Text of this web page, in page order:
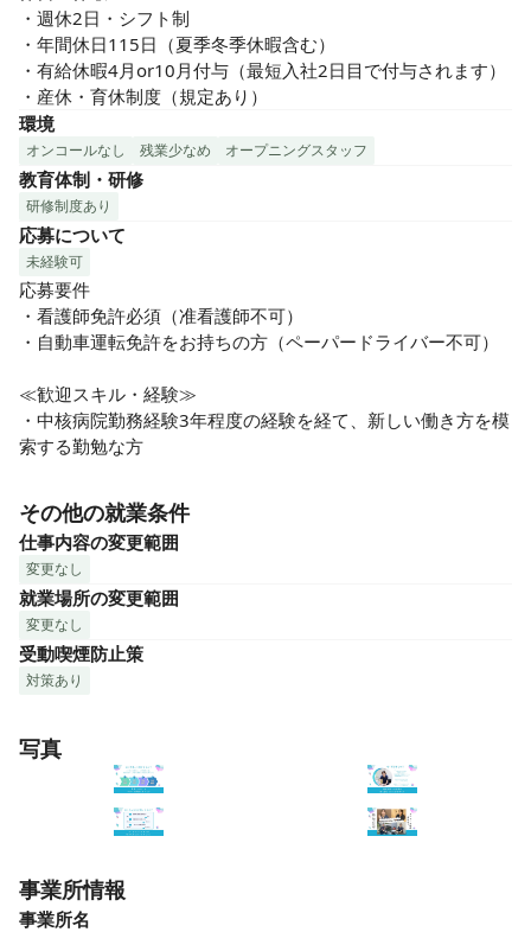
・週休2日・シフト制
・年間休日115日（夏季冬季休暇含む）
・有給休暇4月or10月付与（最短入社2日目で付与されます）
・産休・育休制度（規定あり）
環境
オンコールなし 残業少なめ オープニングスタッフ
教育体制・研修
研修制度あり
応募について
未経験可
応募要件
・看護師免許必須（准看護師不可）
・自動車運転免許をお持ちの方（ペーパードライバー不可）
≪歓迎スキル・経験≫
・中核病院勤務経験3年程度の経験を経て、新しい働き方を模
索する勤勉な方
その他の就業条件
仕事内容の変更範囲
変更なし
就業場所の変更範囲
変更なし
受動喫煙防止策
対策あり
写真
事業所情報
事業所名